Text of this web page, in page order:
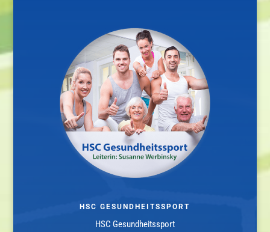
HSC GESUNDHEITSSPORT
HSC Gesundheitssport